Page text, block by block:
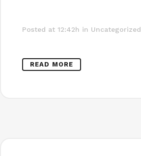
Posted at 12:42h in Uncategorized
READ MORE